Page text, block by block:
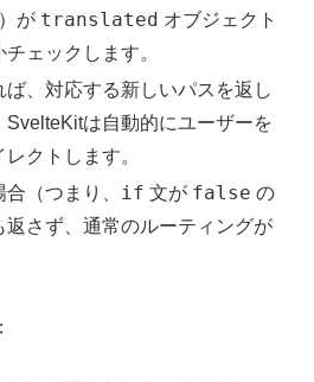
）が translated オブジェクト
ェックします。
ば、対応する新しいパスを返し
SvelteKitは自動的にユーザーを
クトします。
（つまり、 if 文が false の
返さず、通常のルーティングが